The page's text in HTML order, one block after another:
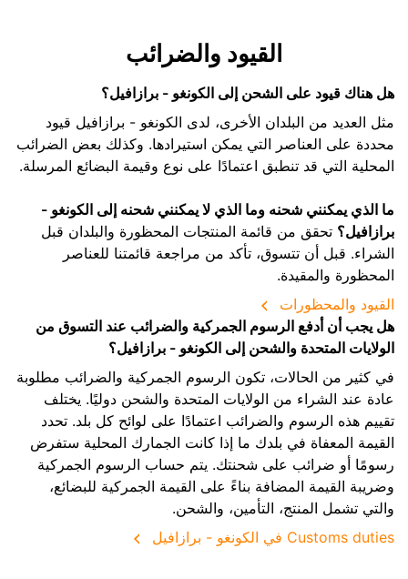
القيود والضرائب
هل هناك قيود على الشحن إلى الكونغو - برازافيل؟
مثل العديد من البلدان الأخرى، لدى الكونغو - برازافيل قيود
محددة على العناصر التي يمكن استيرادها. وكذلك بعض الضرائب
المحلية التي قد تنطبق اعتمادًا على نوع وقيمة البضائع المرسلة.
ما الذي يمكنني شحنه وما الذي لا يمكنني شحنه إلى الكونغو -
برازافيل؟ تحقق من قائمة المنتجات المحظورة والبلدان قبل
الشراء. قبل أن تتسوق، تأكد من مراجعة قائمتنا للعناصر
المحظورة والمقيدة.
القيود والمحظورات
هل يجب أن أدفع الرسوم الجمركية والضرائب عند التسوق من
الولايات المتحدة والشحن إلى الكونغو - برازافيل؟
في كثير من الحالات، تكون الرسوم الجمركية والضرائب مطلوبة
عادة عند الشراء من الولايات المتحدة والشحن دوليًا. يختلف
تقييم هذه الرسوم والضرائب اعتمادًا على لوائح كل بلد. تحدد
القيمة المعفاة في بلدك ما إذا كانت الجمارك المحلية ستفرض
رسومًا أو ضرائب على شحنتك. يتم حساب الرسوم الجمركية
وضريبة القيمة المضافة بناءً على القيمة الجمركية للبضائع،
والتي تشمل المنتج، التأمين، والشحن.
Customs duties في الكونغو - برازافيل